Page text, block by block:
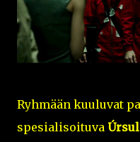
Ryhmään kuuluvat
spesialisoituva